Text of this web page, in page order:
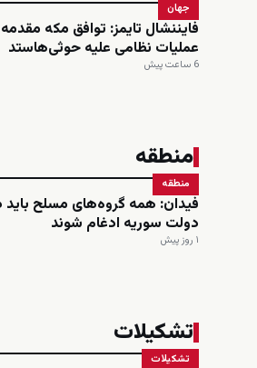
جهان
فایننشال تایمز: توافق مکه
عملیات نظامی علیه حوثی‌هاستد
6 ساعت پیش
منطقه
منطقه
فیدان: همه گروه‌های مسلح باید
دولت سوریه ادغام شوند
۱ روز پیش
تشکیلات
تشکیلات